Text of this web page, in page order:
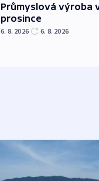
Průmyslová výroba
prosince
6. 8. 2026 6. 8. 2026